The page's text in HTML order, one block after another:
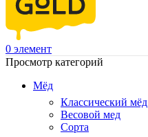
0 элемент
Просмотр категорий
Мёд
Классический мёд
Весовой мед
Сорта